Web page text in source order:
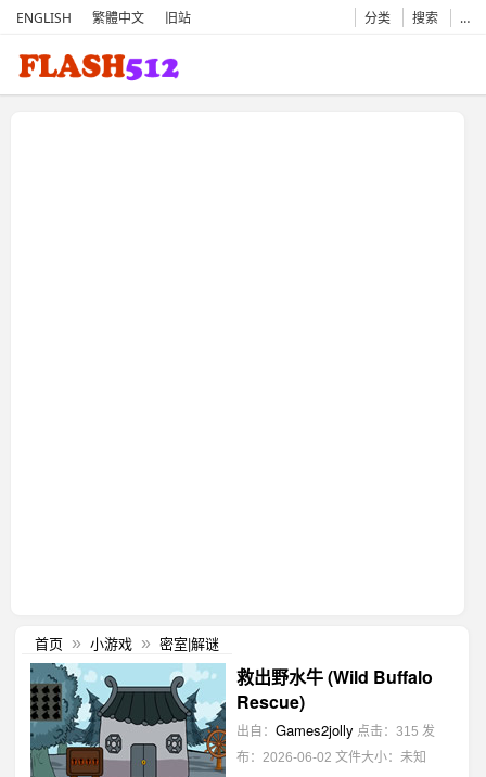
ENGLISH 繁體中文 旧站 分类 搜索 …
首页 » 小游戏 » 密室|解谜
救出野水牛 (Wild Buffalo
Rescue)
出自： Games2jolly 点击：315 发
布：2026-06-02 文件大小：未知